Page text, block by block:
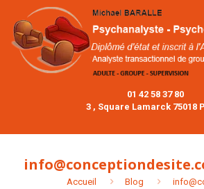
01 42 58 37 80
3 , Square Lamarck 75018
Accueil Blog